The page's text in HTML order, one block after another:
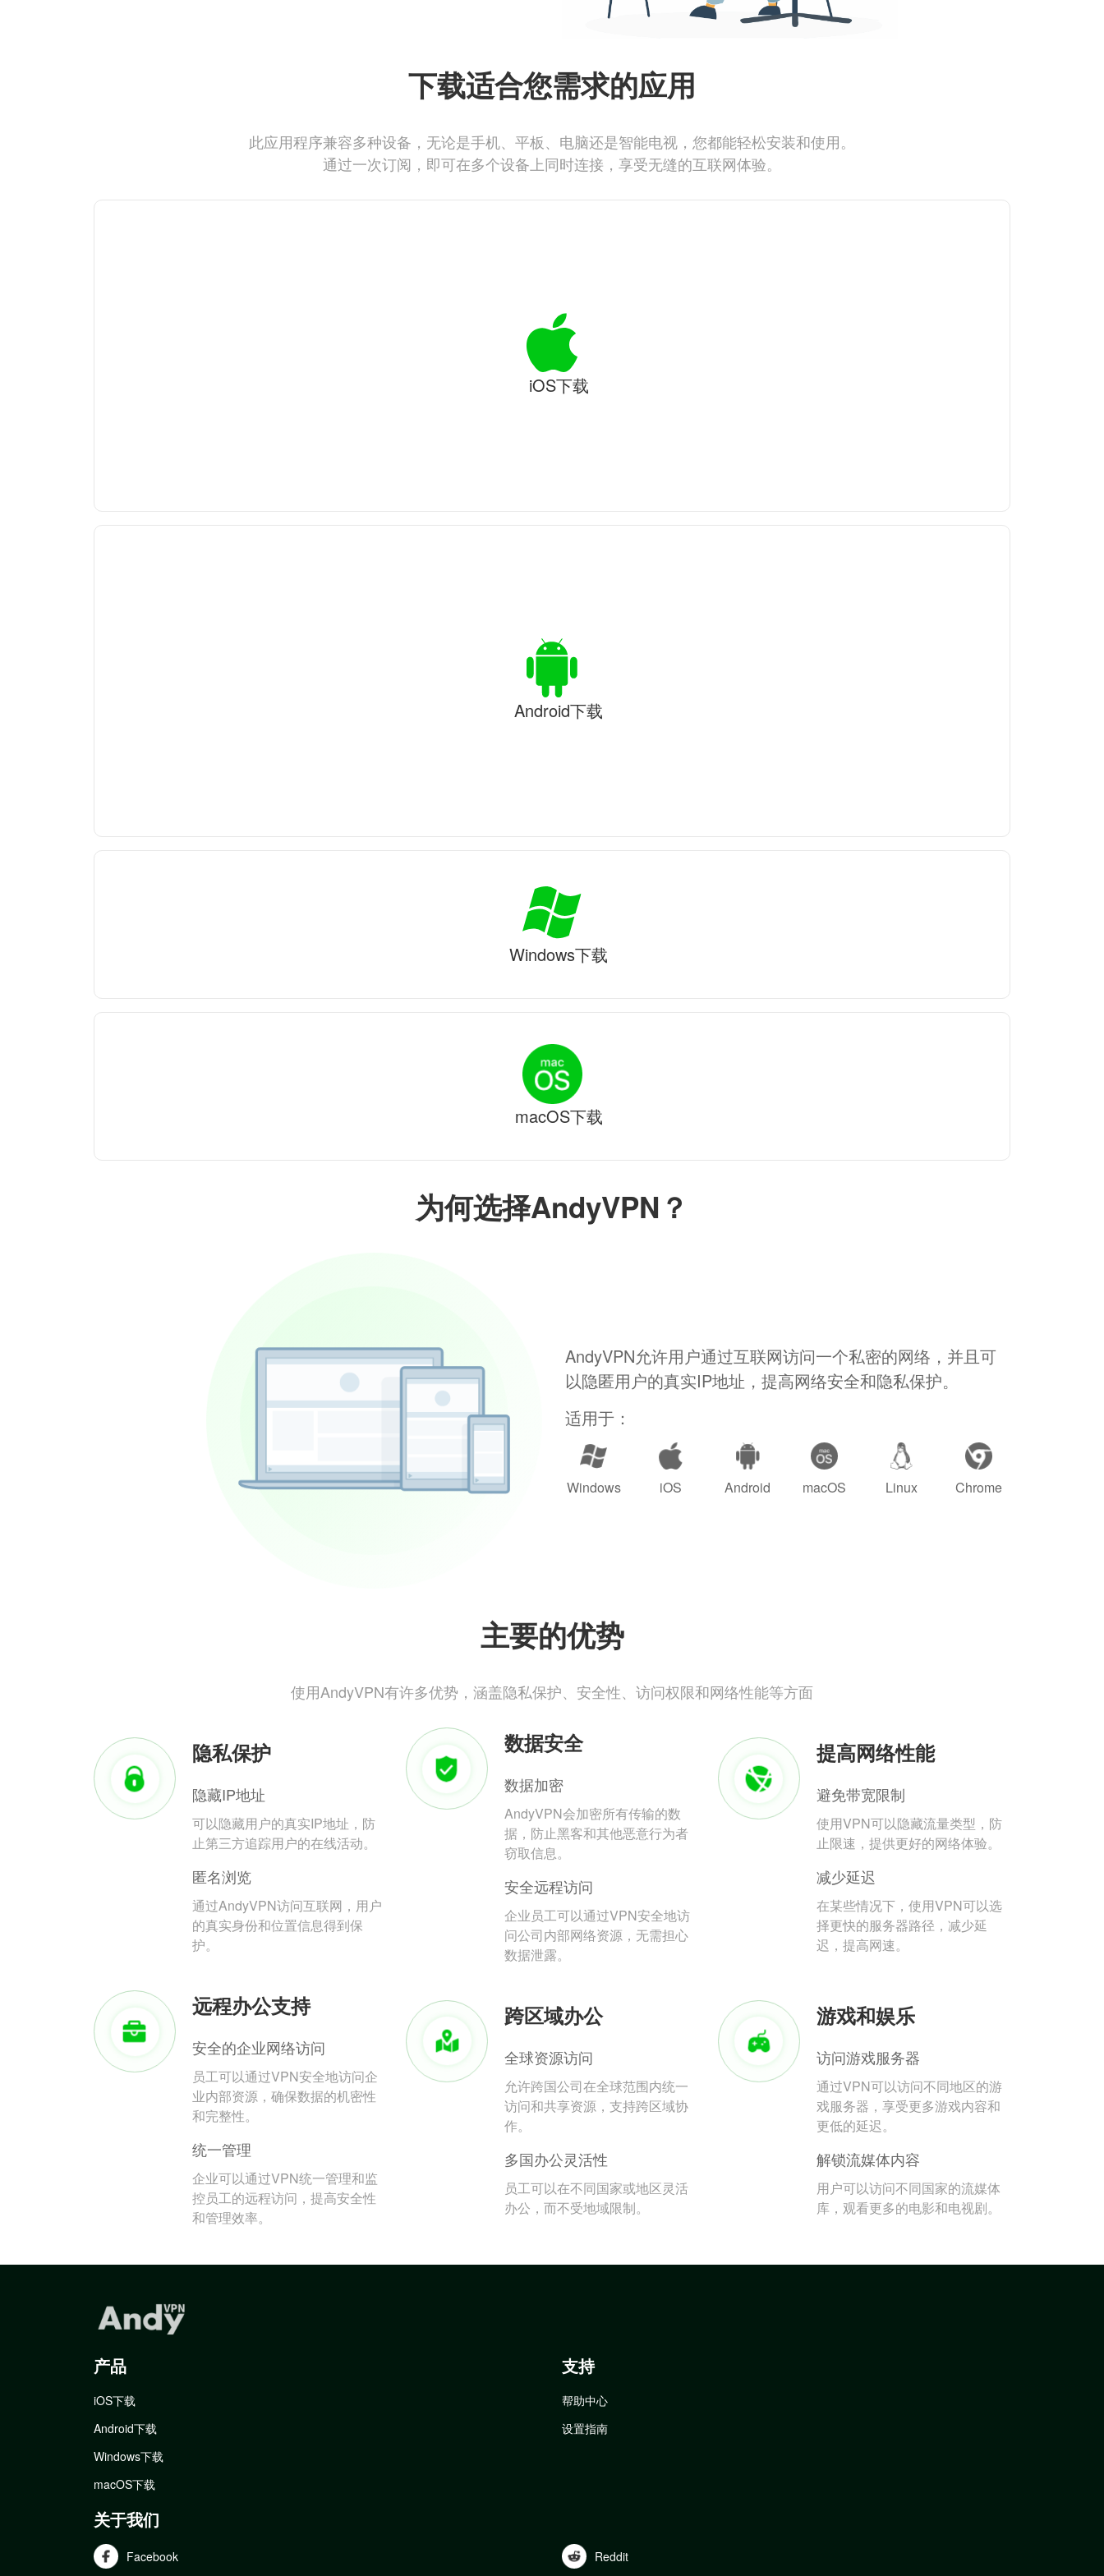
为何选择AndyVPN？
AndyVPN允许用户通过互联网访问一个私密的网络，并且可
以隐匿用户的真实IP地址，提高网络安全和隐私保护。
适用于：
Windows iOS Android macOS Linux Chrome
主要的优势
使用AndyVPN有许多优势，涵盖隐私保护、安全性、访问权限和网络性能等方面
隐私保护
隐藏IP地址
可以隐藏用户的真实IP地址，防
止第三方追踪用户的在线活动。
匿名浏览
通过AndyVPN访问互联网，用户
的真实身份和位置信息得到保
护。
数据安全
数据加密
AndyVPN会加密所有传输的数
据，防止黑客和其他恶意行为者
窃取信息。
安全远程访问
企业员工可以通过VPN安全地访
问公司内部网络资源，无需担心
数据泄露。
提高网络性能
避免带宽限制
使用VPN可以隐藏流量类型，防
止限速，提供更好的网络体验。
减少延迟
在某些情况下，使用VPN可以选
择更快的服务器路径，减少延
迟，提高网速。
远程办公支持
安全的企业网络访问
员工可以通过VPN安全地访问企
业内部资源，确保数据的机密性
和完整性。
统一管理
企业可以通过VPN统一管理和监
控员工的远程访问，提高安全性
和管理效率。
跨区域办公
全球资源访问
允许跨国公司在全球范围内统一
访问和共享资源，支持跨区域协
作。
多国办公灵活性
员工可以在不同国家或地区灵活
办公，而不受地域限制。
游戏和娱乐
访问游戏服务器
通过VPN可以访问不同地区的游
戏服务器，享受更多游戏内容和
更低的延迟。
解锁流媒体内容
用户可以访问不同国家的流媒体
库，观看更多的电影和电视剧。
下载适合您需求的应用
此应用程序兼容多种设备，无论是手机、平板、电脑还是智能电视，您都能轻松安装和使用。
通过一次订阅，即可在多个设备上同时连接，享受无缝的互联网体验。
iOS下载
Android下载
Windows下载
macOS下载
产品
iOS下载
Android下载
Windows下载
macOS下载
支持
帮助中心
设置指南
关于我们
Facebook Reddit